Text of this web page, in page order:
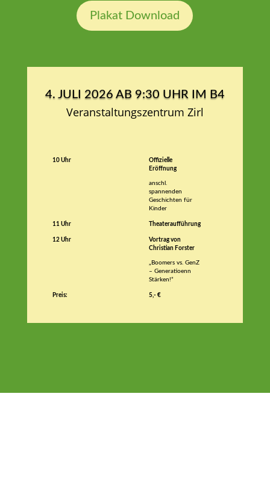
Plakat Download
4. JULI 2026 AB 9:30 UHR IM B4
Veranstaltungszentrum Zirl
10 Uhr
Offizielle
Eröffnung
anschl.
spannenden
Geschichten für
Kinder
11 Uhr Theateraufführung
12 Uhr
Vortrag von
Christian Forster
„Boomers vs. GenZ
– Generatioenn
Stärken!“
Preis: 5,- €